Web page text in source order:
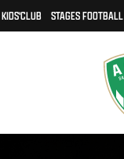
KIDS'CLUB STAGES FOOTBALL